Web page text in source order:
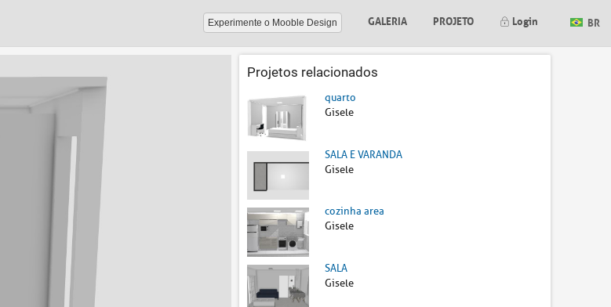
Experimente o Mooble Design GALERIA PROJETO Login BR
Projetos relacionados
quarto
Gisele
SALA E VARANDA
Gisele
cozinha area
Gisele
SALA
Gisele